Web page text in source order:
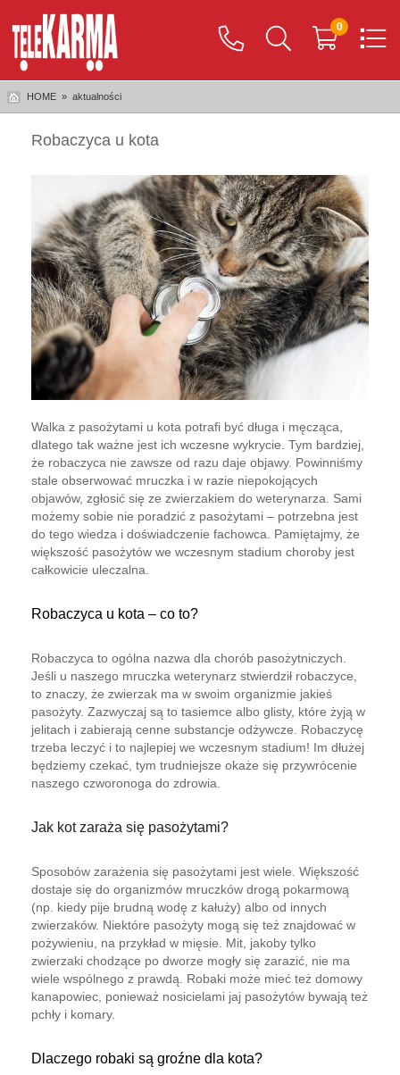
0
HOME » aktualności
Robaczyca u kota
Walka z pasożytami u kota potrafi być długa i męcząca,
dlatego tak ważne jest ich wczesne wykrycie. Tym bardziej,
że robaczyca nie zawsze od razu daje objawy. Powinniśmy
stale obserwować mruczka i w razie niepokojących
objawów, zgłosić się ze zwierzakiem do weterynarza. Sami
możemy sobie nie poradzić z pasożytami – potrzebna jest
do tego wiedza i doświadczenie fachowca. Pamiętajmy, że
większość pasożytów we wczesnym stadium choroby jest
całkowicie uleczalna.
Robaczyca u kota – co to?
Robaczyca to ogólna nazwa dla chorób pasożytniczych.
Jeśli u naszego mruczka weterynarz stwierdził robaczyce,
to znaczy, że zwierzak ma w swoim organizmie jakieś
pasożyty. Zazwyczaj są to tasiemce albo glisty, które żyją w
jelitach i zabierają cenne substancje odżywcze. Robaczycę
trzeba leczyć i to najlepiej we wczesnym stadium! Im dłużej
będziemy czekać, tym trudniejsze okaże się przywrócenie
naszego czworonoga do zdrowia.
Jak kot zaraża się pasożytami?
Sposobów zarażenia się pasożytami jest wiele. Większość
dostaje się do organizmów mruczków drogą pokarmową
(np. kiedy pije brudną wodę z kałuży) albo od innych
zwierzaków. Niektóre pasożyty mogą się też znajdować w
pożywieniu, na przykład w mięsie. Mit, jakoby tylko
zwierzaki chodzące po dworze mogły się zarazić, nie ma
wiele wspólnego z prawdą. Robaki może mieć też domowy
kanapowiec, ponieważ nosicielami jaj pasożytów bywają też
pchły i komary.
Dlaczego robaki są groźne dla kota?